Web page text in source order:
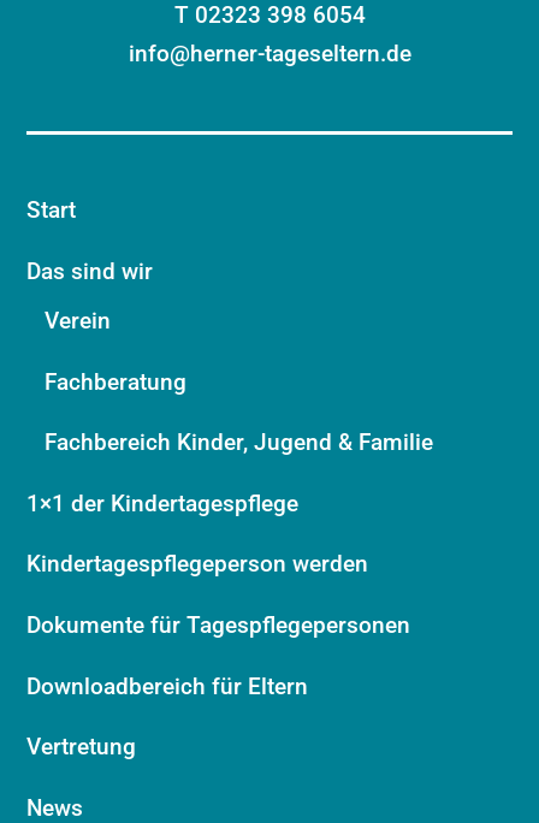
T 02323 398 6054
info@herner-tageseltern.de
Start
Das sind wir
Verein
Fachberatung
Fachbereich Kinder, Jugend & Familie
1×1 der Kindertagespflege
Kindertagespflegeperson werden
Dokumente für Tagespflegepersonen
Downloadbereich für Eltern
Vertretung
News